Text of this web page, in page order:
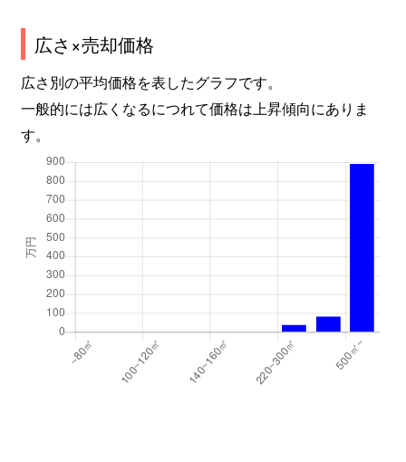
広さ×売却価格
広さ別の平均価格を表したグラフです。
一般的には広くなるにつれて価格は上昇傾向にありま
す。